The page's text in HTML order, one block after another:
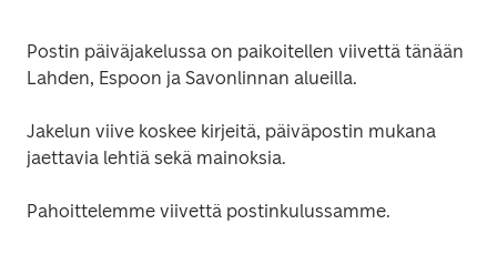
Postin päiväjakelussa on paikoitellen viivettä tänään
Lahden, Espoon ja Savonlinnan alueilla.
Jakelun viive koskee kirjeitä, päiväpostin mukana
jaettavia lehtiä sekä mainoksia.
Pahoittelemme viivettä postinkulussamme.